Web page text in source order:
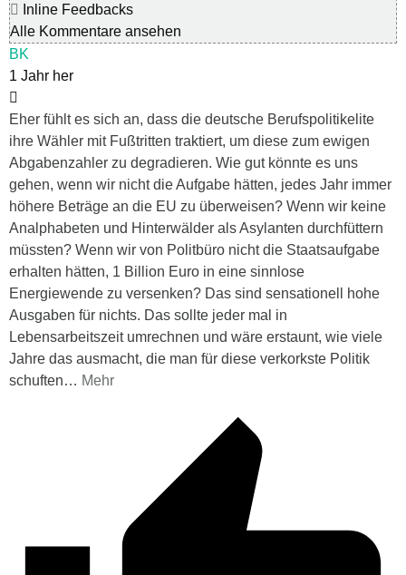
Inline Feedbacks
Alle Kommentare ansehen
BK
1 Jahr her
Eher fühlt es sich an, dass die deutsche Berufspolitikelite
ihre Wähler mit Fußtritten traktiert, um diese zum ewigen
Abgabenzahler zu degradieren. Wie gut könnte es uns
gehen, wenn wir nicht die Aufgabe hätten, jedes Jahr immer
höhere Beträge an die EU zu überweisen? Wenn wir keine
Analphabeten und Hinterwälder als Asylanten durchfüttern
müssten? Wenn wir von Politbüro nicht die Staatsaufgabe
erhalten hätten, 1 Billion Euro in eine sinnlose
Energiewende zu versenken? Das sind sensationell hohe
Ausgaben für nichts. Das sollte jeder mal in
Lebensarbeitszeit umrechnen und wäre erstaunt, wie viele
Jahre das ausmacht, die man für diese verkorkste Politik
schuften… Mehr